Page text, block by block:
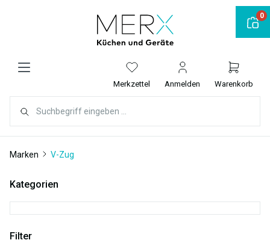
Merkzettel Anmelden Warenkorb
Marken V-Zug
Kategorien
Filter
0